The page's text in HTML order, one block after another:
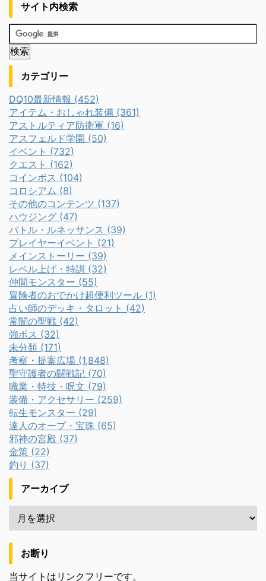
サイト内検索
カテゴリー
DQ10最新情報 (452)
アイテム・おしゃれ装備 (361)
アストルティア防衛軍 (16)
アスフェルド学園 (50)
イベント (732)
クエスト (162)
コインボス (104)
コロシアム (8)
その他のコンテンツ (137)
ハウジング (47)
バトル・ルネッサンス (39)
プレイヤーイベント (21)
メインストーリー (39)
レベル上げ・特訓 (32)
仲間モンスター (55)
冒険者のおでかけ超便利ツール (1)
占い師のデッキ・タロット (42)
常闇の聖戦 (42)
強ボス (32)
未分類 (171)
考察・提案広場 (1,848)
聖守護者の闘戦記 (70)
職業・特技・呪文 (79)
装備・アクセサリー (259)
転生モンスター (29)
達人のオーブ・宝珠 (65)
邪神の宮殿 (37)
金策 (22)
釣り (37)
アーカイブ
お断り
当サイトはリンクフリーです。